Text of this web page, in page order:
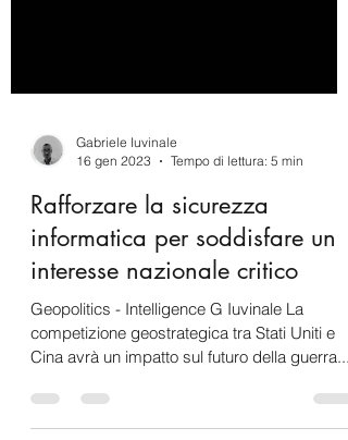
Gabriele Iuvinale
Rafforzare la sicurezza
informatica per soddisfare un
interesse nazionale critico
Geopolitics - Intelligence G Iuvinale La
competizione geostrategica tra Stati Uniti e